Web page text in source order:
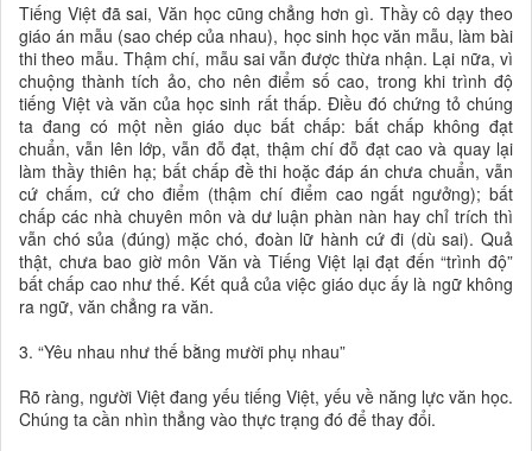
Tiếng Việt đã sai, Văn học cũng chẳng hơn gì. Thầy cô dạy theo
giáo án mẫu (sao chép của nhau), học sinh học văn mẫu, làm bài
thi theo mẫu. Thậm chí, mẫu sai vẫn được thừa nhận. Lại nữa, vì
chuộng thành tích ảo, cho nên điểm số cao, trong khi trình độ
tiếng Việt và văn của học sinh rất thấp. Điều đó chứng tỏ chúng
ta đang có một nền giáo dục bất chấp: bất chấp không đạt
chuẩn, vẫn lên lớp, vẫn đỗ đạt, thậm chí đỗ đạt cao và quay lại
làm thầy thiên hạ; bất chấp đề thi hoặc đáp án chưa chuẩn, vẫn
cứ chấm, cứ cho điểm (thậm chí điểm cao ngất ngưởng); bất
chấp các nhà chuyên môn và dư luận phàn nàn hay chỉ trích thì
vẫn chó sủa (đúng) mặc chó, đoàn lữ hành cứ đi (dù sai). Quả
thật, chưa bao giờ môn Văn và Tiếng Việt lại đạt đến “trình độ”
bất chấp cao như thế. Kết quả của việc giáo dục ấy là ngữ không
ra ngữ, văn chẳng ra văn.
3. “Yêu nhau như thế bằng mười phụ nhau”
Rõ ràng, người Việt đang yếu tiếng Việt, yếu về năng lực văn học.
Chúng ta cần nhìn thẳng vào thực trạng đó để thay đổi.